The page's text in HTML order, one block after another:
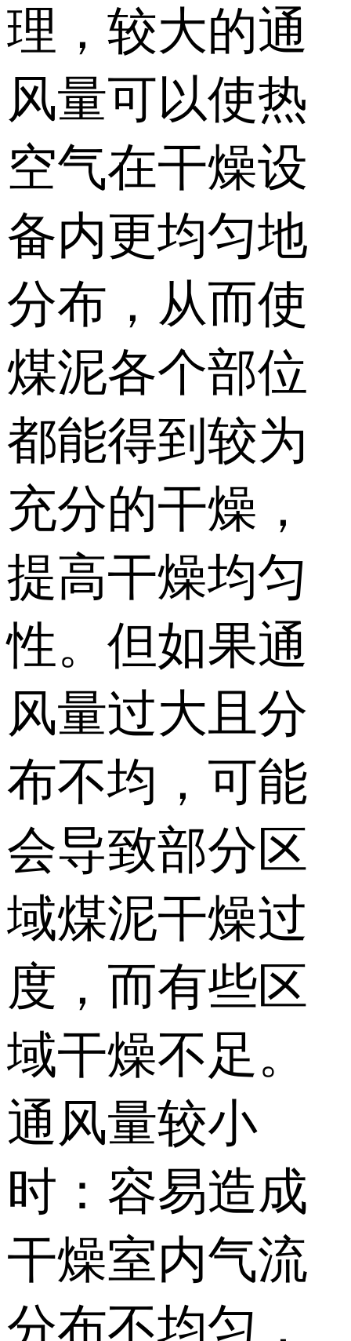
理，较大的通
风量可以使热
空气在干燥设
备内更均匀地
分布，从而使
煤泥各个部位
都能得到较为
充分的干燥，
提高干燥均匀
性。但如果通
风量过大且分
布不均，可能
会导致部分区
域煤泥干燥过
度，而有些区
域干燥不足。
通风量较小
时：容易造成
干燥室内气流
分布不均匀，